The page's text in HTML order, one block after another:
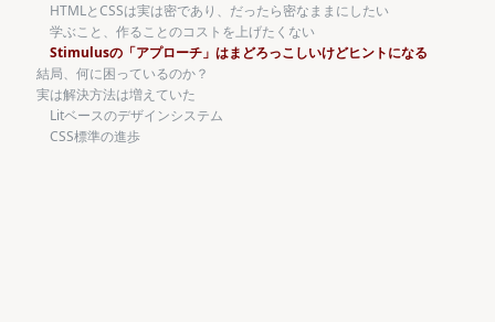
HTMLとCSSは実は密であり、だったら密なままにしたい
学ぶこと、作ることのコストを上げたくない
Stimulusの「アプローチ」はまどろっこしいけどヒントになる
結局、何に困っているのか？
実は解決方法は増えていた
Litベースのデザインシステム
CSS標準の進歩